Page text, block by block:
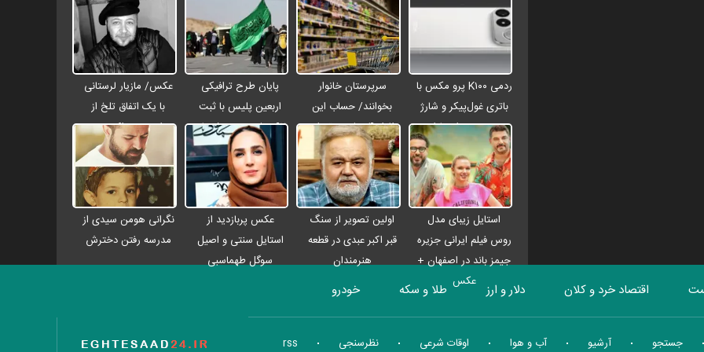
ردمی K۱۰۰ پرو مکس با
باتری غول‌پیکر و شارژ
بی‌سیم روانه بازار
می‌شود
سرپرستان خانوار
بخوانند/ حساب این
افراد ۴ میلیون تومان
شارژ شد
پایان طرح ترافیکی
اربعین پلیس با ثبت
۶۷ میلیون تردد / جان
باختن ۲۴ زائر در
تصادفات اربعینی
عکس/ مازیار لرستانی
با یک اتفاق تلخ از
مراسم ختم اکبر عبدی
رفت
استایل زیبای مدل
روس فیلم ایرانی جزیره
جیمز باند در اصفهان +
عکس
اولین تصویر از سنگ
قبر اکبر عبدی در قطعه
هنرمندان
عکس پربازدید از
استایل سنتی و اصیل
سوگل طهماسبی
نگرانی هومن سیدی از
مدرسه رفتن دخترش
اقتصاد خرد و کلان دلار و ارز طلا و سکه خودرو
بورس انرژی چندرسانه ای منهای اقتصاد تاریخ اقتصاد جستجو آرشیو آب و هوا اوقات شرعی نظرسنجی rss